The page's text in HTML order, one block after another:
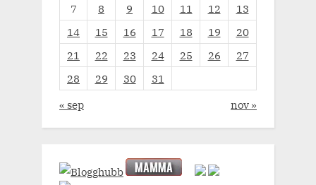
7
8 9 10 11 12
13
14
15 16 17 18 19
20
21
22 23 24 25 26
27
28
29 30
31
« sep
nov »